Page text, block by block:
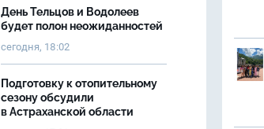
День Тельцов и Водолеев
будет полон неожиданностей
сегодня, 18:02
Подготовку к отопительному
сезону обсудили
в Астраханской области